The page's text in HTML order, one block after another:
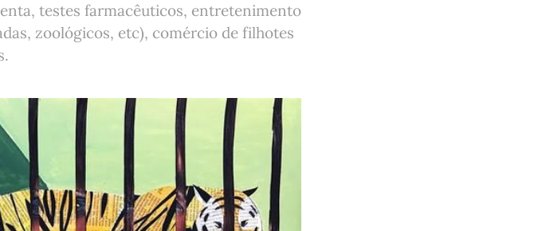
testes farmacêuticos, entretenimento
zoológicos, etc), comércio de filhotes